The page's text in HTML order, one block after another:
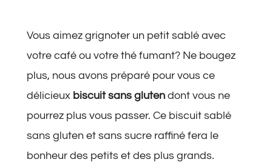
Vous aimez grignoter un petit sablé avec
votre café ou votre thé fumant? Ne bougez
plus, nous avons préparé pour vous ce
délicieux biscuit sans gluten dont vous ne
pourrez plus vous passer. Ce biscuit sablé
sans gluten et sans sucre raffiné fera le
bonheur des petits et des plus grands.